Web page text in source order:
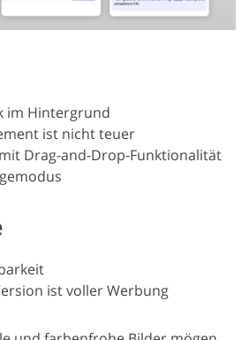
im Hintergrund
ist nicht teuer
Drag-and-Drop-Funktionalität
ist voller Werbung